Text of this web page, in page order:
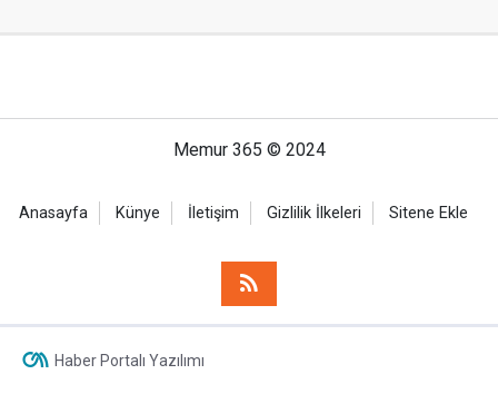
Memur 365 © 2024
Anasayfa Künye İletişim Gizlilik İlkeleri Sitene Ekle
Haber Portalı Yazılımı